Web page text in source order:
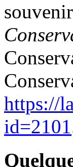
https://
id=2101